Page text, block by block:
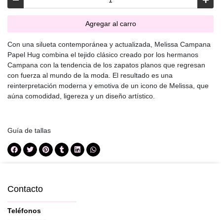
Agregar al carro
Con una silueta contemporánea y actualizada, Melissa Campana
Papel Hug combina el tejido clásico creado por los hermanos
Campana con la tendencia de los zapatos planos que regresan
con fuerza al mundo de la moda. El resultado es una
reinterpretación moderna y emotiva de un icono de Melissa, que
aúna comodidad, ligereza y un diseño artístico.
Guía de tallas
Contacto
Teléfonos